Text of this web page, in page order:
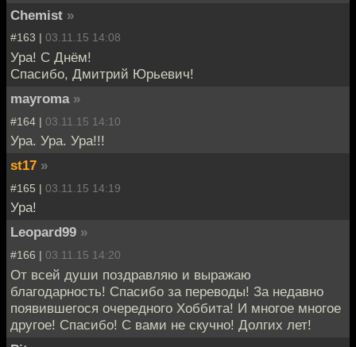
Chemist »
#163 | 03.11.15 14:08
Ура! С Днём!
Спасибо, Дмитрий Юрьевич!
mayroma »
#164 | 03.11.15 14:10
Ура. Ура. Ура!!!
st17 »
#165 | 03.11.15 14:19
Ура!
Leopard99 »
#166 | 03.11.15 14:20
От всей души поздравляю и выражаю
благодарность! Спасибо за переводы! За недавно
появившегося очередного Хоббита! И многое многое
другое! Спасибо! С вами не скучно! Долгих лет!